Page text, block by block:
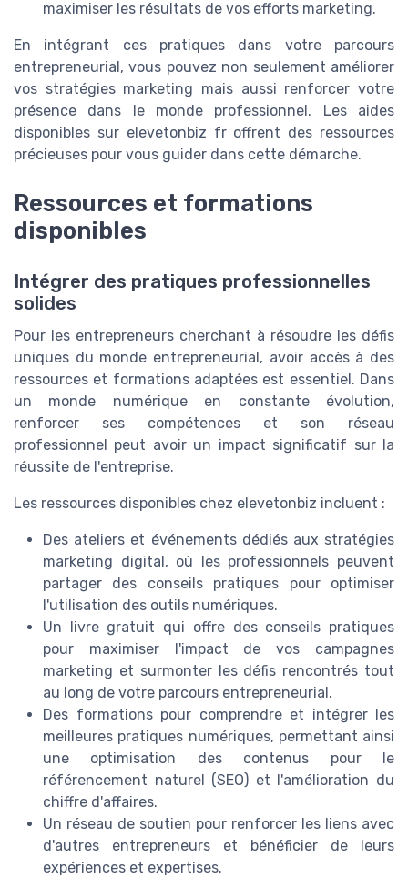
maximiser les résultats de vos efforts marketing.
En intégrant ces pratiques dans votre parcours
entrepreneurial, vous pouvez non seulement améliorer
vos stratégies marketing mais aussi renforcer votre
présence dans le monde professionnel. Les aides
disponibles sur elevetonbiz fr offrent des ressources
précieuses pour vous guider dans cette démarche.
Ressources et formations
disponibles
Intégrer des pratiques professionnelles
solides
Pour les entrepreneurs cherchant à résoudre les défis
uniques du monde entrepreneurial, avoir accès à des
ressources et formations adaptées est essentiel. Dans
un monde numérique en constante évolution,
renforcer ses compétences et son réseau
professionnel peut avoir un impact significatif sur la
réussite de l'entreprise.
Les ressources disponibles chez elevetonbiz incluent :
Des ateliers et événements dédiés aux stratégies
marketing digital, où les professionnels peuvent
partager des conseils pratiques pour optimiser
l'utilisation des outils numériques.
Un livre gratuit qui offre des conseils pratiques
pour maximiser l'impact de vos campagnes
marketing et surmonter les défis rencontrés tout
au long de votre parcours entrepreneurial.
Des formations pour comprendre et intégrer les
meilleures pratiques numériques, permettant ainsi
une optimisation des contenus pour le
référencement naturel (SEO) et l'amélioration du
chiffre d'affaires.
Un réseau de soutien pour renforcer les liens avec
d'autres entrepreneurs et bénéficier de leurs
expériences et expertises.